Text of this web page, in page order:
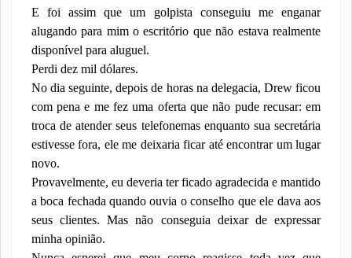
E foi assim que um golpista conseguiu me enganar
alugando para mim o escritório que não estava realmente
disponível para aluguel.
Perdi dez mil dólares.
No dia seguinte, depois de horas na delegacia, Drew ficou
com pena e me fez uma oferta que não pude recusar: em
troca de atender seus telefonemas enquanto sua secretária
estivesse fora, ele me deixaria ficar até encontrar um lugar
novo.
Provavelmente, eu deveria ter ficado agradecida e mantido
a boca fechada quando ouvia o conselho que ele dava aos
seus clientes. Mas não conseguia deixar de expressar
minha opinião.